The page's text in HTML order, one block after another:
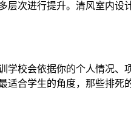
次进行提升。清风室内
校会依据你的个人情况
合学生的角度，那些排死